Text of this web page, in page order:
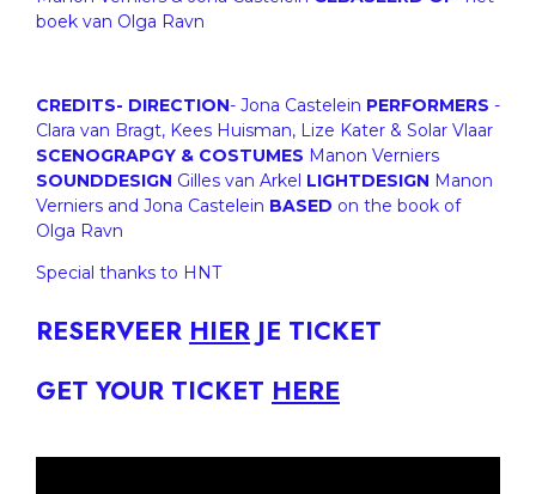
boek van Olga Ravn
CREDITS- DIRECTION- Jona Castelein PERFORMERS -
Clara van Bragt, Kees Huisman, Lize Kater & Solar Vlaar
SCENOGRAPGY & COSTUMES Manon Verniers
SOUNDDESIGN Gilles van Arkel LIGHTDESIGN Manon
Verniers and Jona Castelein BASED on the book of
Olga Ravn
Special thanks to HNT
RESERVEER HIER JE TICKET
GET YOUR TICKET HERE